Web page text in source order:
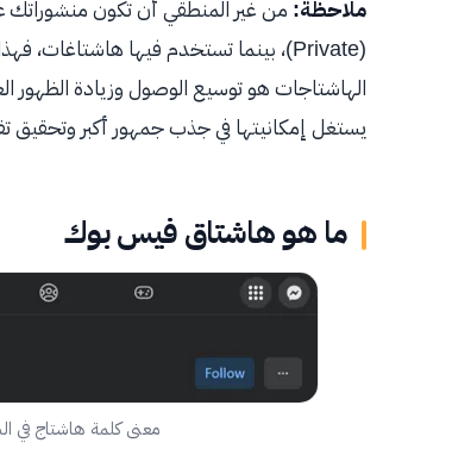
ملاحظة: من غير المنطقي أن تكون
(Private)، بينما تستخدم فيها هاشتاغات، فهذا يشبه وضع لافتة إعلانية داخل غرفة مغلقة.
الهاشتاجات هو توسيع الوصول وزيادة الظهور
يستغل إمكانيتها في جذب جمهور أكبر وتحقيق
ما هو هاشتاق فيس بوك
معنى كلمة هاشتاج في